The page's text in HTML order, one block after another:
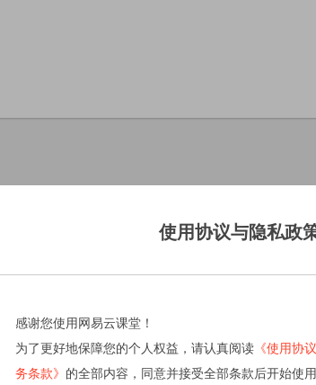
使用协议与隐私政
感谢您使用网易云课堂！
为了更好地保障您的个人权益，请认真阅读 《使用协议
务条款》 的全部内容，同意并接受全部条款后开始使